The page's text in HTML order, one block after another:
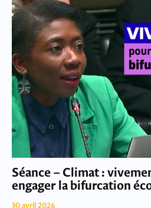
Séance – Climat :
engager la bifurcation
30 avril 2026